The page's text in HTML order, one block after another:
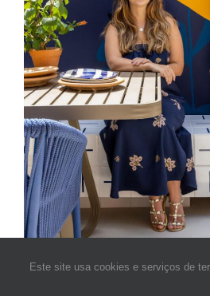
Este site usa cookies e serviços de